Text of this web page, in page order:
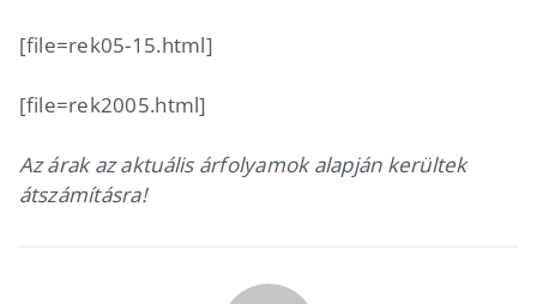
[file=rek05-15.html]
[file=rek2005.html]
Az árak az aktuális árfolyamok alapján kerültek
átszámításra!